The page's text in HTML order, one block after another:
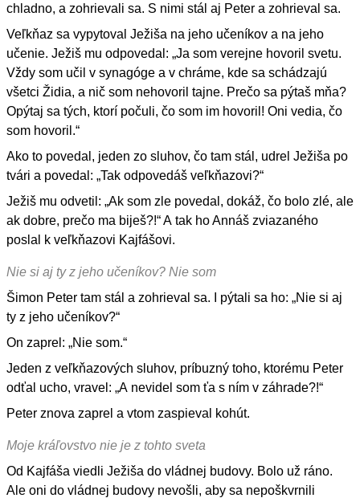
chladno, a zohrievali sa. S nimi stál aj Peter a zohrieval sa.
Veľkňaz sa vypytoval Ježiša na jeho učeníkov a na jeho
učenie. Ježiš mu odpovedal: „Ja som verejne hovoril svetu.
Vždy som učil v synagóge a v chráme, kde sa schádzajú
všetci Židia, a nič som nehovoril tajne. Prečo sa pýtaš mňa?
Opýtaj sa tých, ktorí počuli, čo som im hovoril! Oni vedia, čo
som hovoril.“
Ako to povedal, jeden zo sluhov, čo tam stál, udrel Ježiša po
tvári a povedal: „Tak odpovedáš veľkňazovi?“
Ježiš mu odvetil: „Ak som zle povedal, dokáž, čo bolo zlé, ale
ak dobre, prečo ma biješ?!“ A tak ho Annáš zviazaného
poslal k veľkňazovi Kajfášovi.
Nie si aj ty z jeho učeníkov? Nie som
Šimon Peter tam stál a zohrieval sa. I pýtali sa ho: „Nie si aj
ty z jeho učeníkov?“
On zaprel: „Nie som.“
Jeden z veľkňazových sluhov, príbuzný toho, ktorému Peter
odťal ucho, vravel: „A nevidel som ťa s ním v záhrade?!“
Peter znova zaprel a vtom zaspieval kohút.
Moje kráľovstvo nie je z tohto sveta
Od Kajfáša viedli Ježiša do vládnej budovy. Bolo už ráno.
Ale oni do vládnej budovy nevošli, aby sa nepoškvrnili